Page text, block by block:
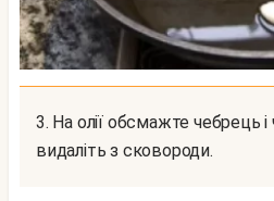
3. На олії обсмажте чебрець і часник, потім
видаліть з сковороди.